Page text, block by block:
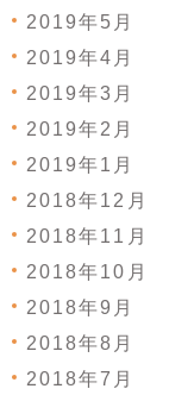
2019年5月
2019年4月
2019年3月
2019年2月
2019年1月
2018年12月
2018年11月
2018年10月
2018年9月
2018年8月
2018年7月